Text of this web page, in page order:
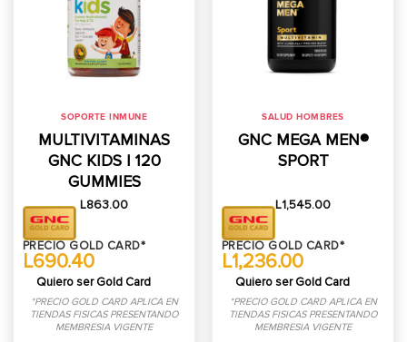
SOPORTE INMUNE
MULTIVITAMINAS
GNC KIDS | 120
GUMMIES
L863.00
PRECIO GOLD CARD*
L690.40
Quiero ser Gold Card
*PRECIO GOLD CARD APLICA EN
TIENDAS FISICAS PRESENTANDO
MEMBRESIA VIGENTE
SALUD HOMBRES
GNC MEGA MEN®
SPORT
L1,545.00
PRECIO GOLD CARD*
L1,236.00
Quiero ser Gold Card
*PRECIO GOLD CARD APLICA EN
TIENDAS FISICAS PRESENTANDO
MEMBRESIA VIGENTE